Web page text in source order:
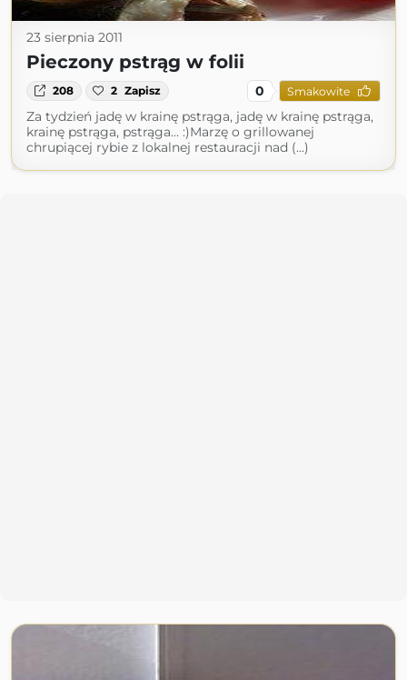
23 sierpnia 2011
Pieczony pstrąg w folii
208 2 Zapisz 0 Smakowite
Za tydzień jadę w krainę pstrąga, jadę w krainę pstrąga,
krainę pstrąga, pstrąga... :)Marzę o grillowanej
chrupiącej rybie z lokalnej restauracji nad (...)